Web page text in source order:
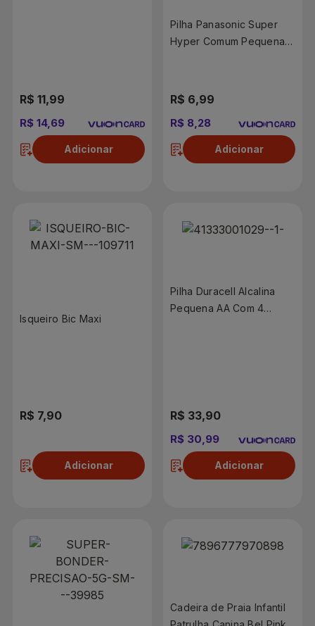
R$ 11,99
R$ 14,69
Adicionar
Pilha Panasonic Super
Hyper Comum Pequena
R$ 6,99
R$ 8,28
Adicionar
Isqueiro Bic Maxi
R$ 7,90
Adicionar
Pilha Duracell Alcalina
Pequena AA Com 4
R$ 33,90
R$ 30,99
Adicionar
Cadeira de Praia Infantil